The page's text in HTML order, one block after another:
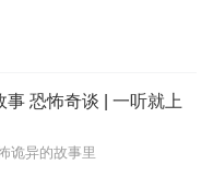
事 恐怖奇谈 | 一听就上
诡异的故事里